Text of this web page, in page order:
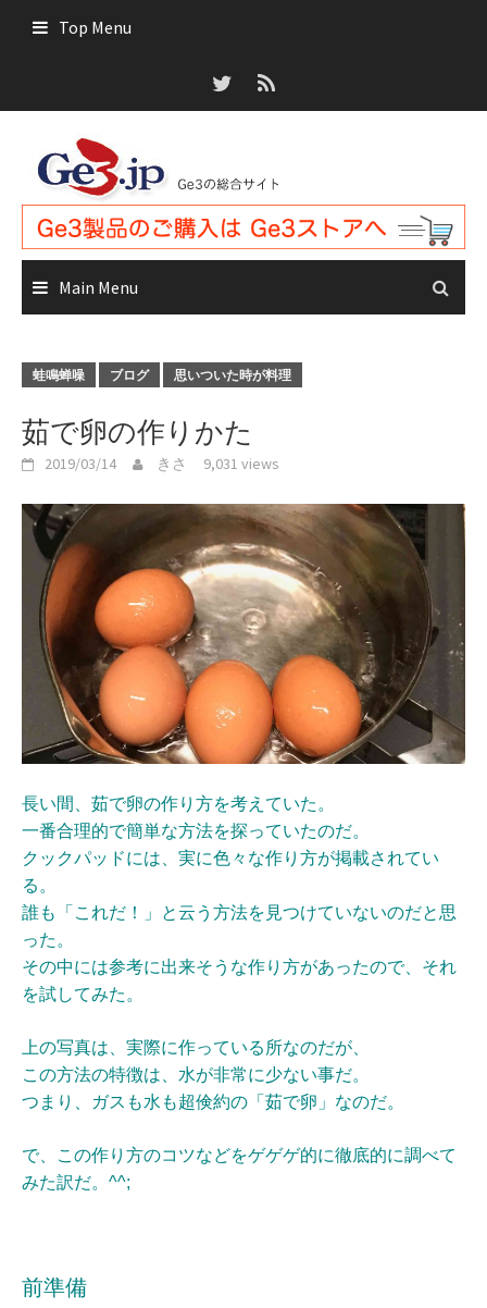
Top Menu
Main Menu
蛙鳴蝉噪 ブログ 思いついた時が料理
茹で卵の作りかた
2019/03/14 きさ 9,031 views
長い間、茹で卵の作り方を考えていた。
一番合理的で簡単な方法を探っていたのだ。
クックパッドには、実に色々な作り方が掲載されてい
る。
誰も「これだ！」と云う方法を見つけていないのだと思
った。
その中には参考に出来そうな作り方があったので、それ
を試してみた。
上の写真は、実際に作っている所なのだが、
この方法の特徴は、 水が非常に少ない事だ。
つまり、ガスも水も超倹約の「茹で卵」なのだ。
で、この作り方のコツなどをゲゲゲ的に徹底的に調べて
みた訳だ。^^;
前準備